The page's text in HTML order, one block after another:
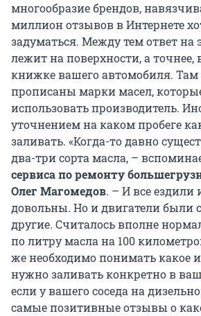
многообразие брендов,
миллион отзывов в Интернете
задуматься. Между тем ответ на
лежит на поверхности, а точнее,
книжке вашего автомобиля. Там
прописаны марки масел,
использовать производитель.
уточнением на каком пробеге
заливать. «Когда-то давно
два-три сорта масла, –
сервиса по ремонту
Олег Магомедов. – И все ездили
довольны. Но и двигатели были
другие. Считалось вполне
по литру масла на 100
же необходимо понимать какое
нужно заливать конкретно в
если у вашего соседа на
самые позитивные отзывы о